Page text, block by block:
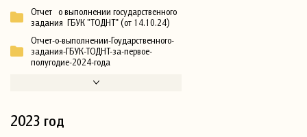
Отчет о выполнении государственного
задания ГБУК "ТОДНТ" (от 14.10.24)
Отчет-о-выполнении-Гоударственного-
задания-ГБУК-ТОДНТ-за-первое-
полугодие-2024-года
2023 год